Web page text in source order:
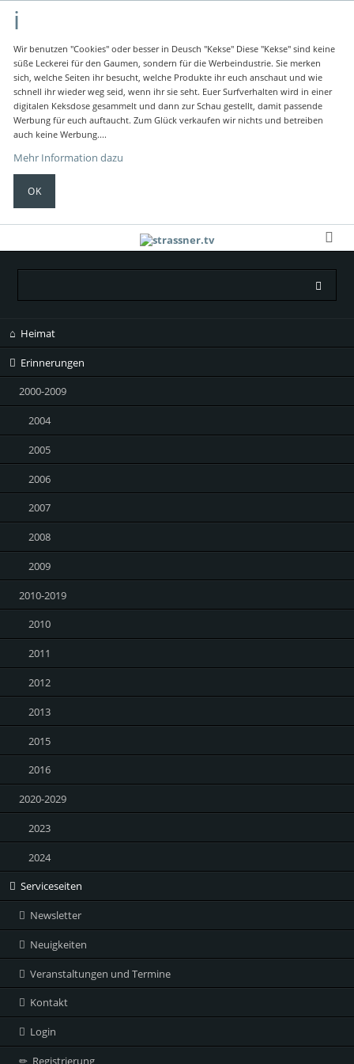
Wir benutzen "Cookies" oder besser in Deusch "Kekse" Diese "Kekse" sind keine
süße Leckerei für den Gaumen, sondern für die Werbeindustrie.Sie merken
sich, welche Seiten ihr besucht, welche Produkte ihr euch anschaut und wie
schnell ihr wieder weg seid, wenn ihr sie seht. Euer Surfverhalten wird in einer
digitalen Keksdose gesammelt und dann zur Schau gestellt, damit passende
Werbung für euch auftaucht. Zum Glück verkaufen wir nichts und betreiben
auch keine Werbung....
Mehr Information dazu
OK
überspringen
Heimat
Erinnerungen
2000-2009
2004
2005
2006
2007
2008
2009
2010-2019
2010
2011
2012
2013
2015
2016
2020-2029
2023
2024
Serviceseiten
Newsletter
Neuigkeiten
Veranstaltungen und Termine
Kontakt
Login
Registrierung